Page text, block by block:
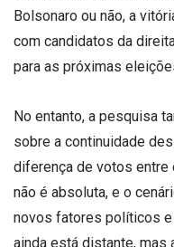
Bolsonaro ou não, a
com candidatos da
para as próximas
No entanto, a pesquisa
sobre a continuidade
diferença de votos entre
não é absoluta, e o
novos fatores políticos
ainda está distante, mas